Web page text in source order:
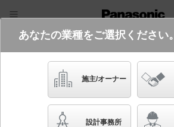
電気・建築設備（ビジネス）
照明器具検索
品番・キーワード
あなたの業種をご選択ください。
施主/オーナー
設計事務所